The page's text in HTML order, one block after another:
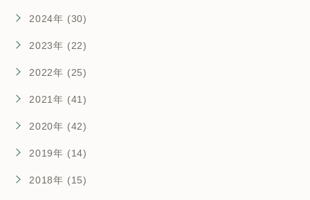
2024年 (30)
2023年 (22)
2022年 (25)
2021年 (41)
2020年 (42)
2019年 (14)
2018年 (15)